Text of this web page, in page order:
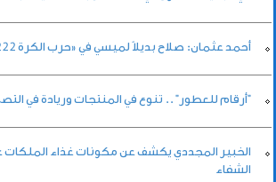
أحمد عثمان: صلاح بديلاً لميسي في «حرب الكرة 2222»
"أرقام للعطور" .. تنوع في المنتجات وريادة في
الخبير المجددي يكشف عن مكونات غذاء الملكات
الشفاء